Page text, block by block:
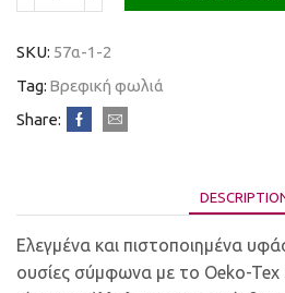
SKU: 57α-1-2
Tag: Βρεφική φωλιά
Share:
Ελεγμένα και πιστοποιημένα
ουσίες σύμφωνα με το Oeko-